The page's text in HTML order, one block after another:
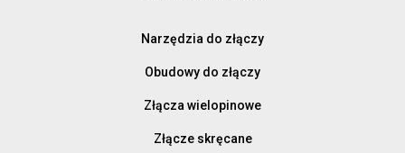
Narzędzia do złączy
Obudowy do złączy
Złącza wielopinowe
Złącze skręcane